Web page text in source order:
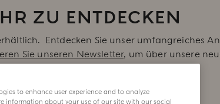
ZU ENTDECKEN
Entdecken Sie unser umfangreiches
Sie unseren Newsletter, um über unsere
to enhance user experience and to analyze
information about your use of our site with our social